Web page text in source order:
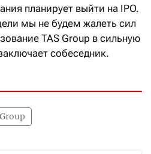
планирует выйти на IPO.
мы не будем жалеть сил
TAS Group в сильную
собеседник.